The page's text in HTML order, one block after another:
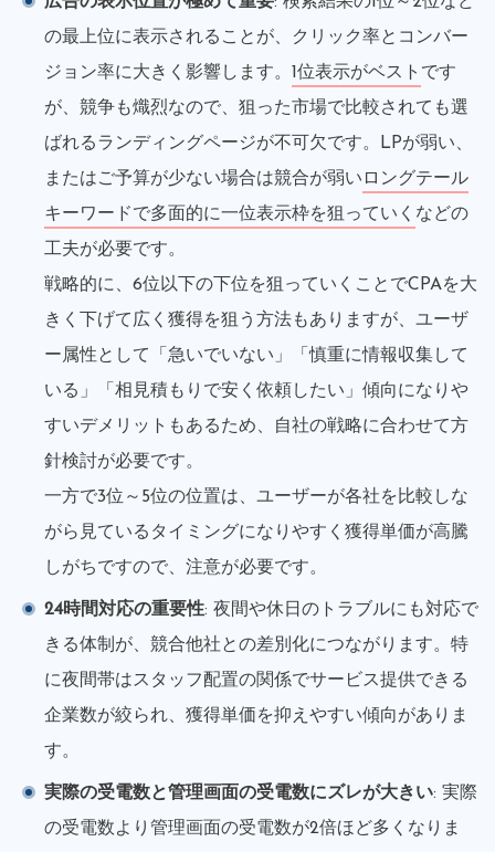
の最上位に表示されることが、クリック率とコンバー
ジョン率に大きく影響します。 1位表示がベスト です
が、競争も熾烈なので、狙った市場で比較されても選
ばれるランディングページが不可欠です。LPが弱い、
またはご予算が少ない場合は競合が弱い ロングテール
キーワードで多面的に一位表示枠を狙っていく などの
工夫が必要です。
戦略的に、6位以下の下位を狙っていくことでCPAを大
きく下げて広く獲得を狙う方法もありますが、ユーザ
ー属性として「急いでいない」「慎重に情報収集して
いる」「相見積もりで安く依頼したい」傾向になりや
すいデメリットもあるため、自社の戦略に合わせて方
針検討が必要です。
一方で3位～5位の位置は、ユーザーが各社を比較しな
がら見ているタイミングになりやすく獲得単価が高騰
しがちですので、注意が必要です。
24時間対応の重要性: 夜間や休日のトラブルにも対応で
きる体制が、競合他社との差別化につながります。特
に夜間帯はスタッフ配置の関係でサービス提供できる
企業数が絞られ、獲得単価を抑えやすい傾向がありま
す。
実際の受電数と管理画面の受電数にズレが大きい: 実際
の受電数より管理画面の受電数が2倍ほど多くなりま